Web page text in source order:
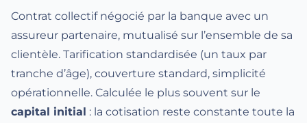
Contrat collectif négocié par la banque avec un
assureur partenaire, mutualisé sur l’ensemble de sa
clientèle. Tarification standardisée (un taux par
tranche d’âge), couverture standard, simplicité
opérationnelle. Calculée le plus souvent sur le
capital initial : la cotisation reste constante toute la